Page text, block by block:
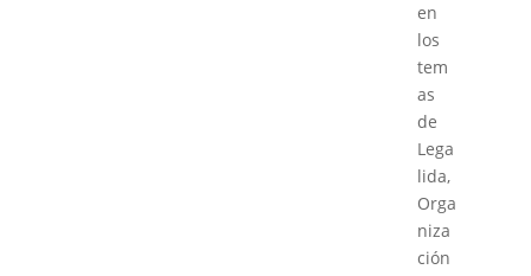
en
los
tem
as
de
Lega
lida,
Orga
niza
ción